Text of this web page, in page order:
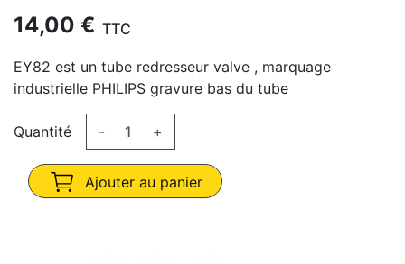
14,00 € TTC
EY82 est un tube redresseur valve , marquage
industrielle PHILIPS gravure bas du tube
Quantité - +
Ajouter au panier